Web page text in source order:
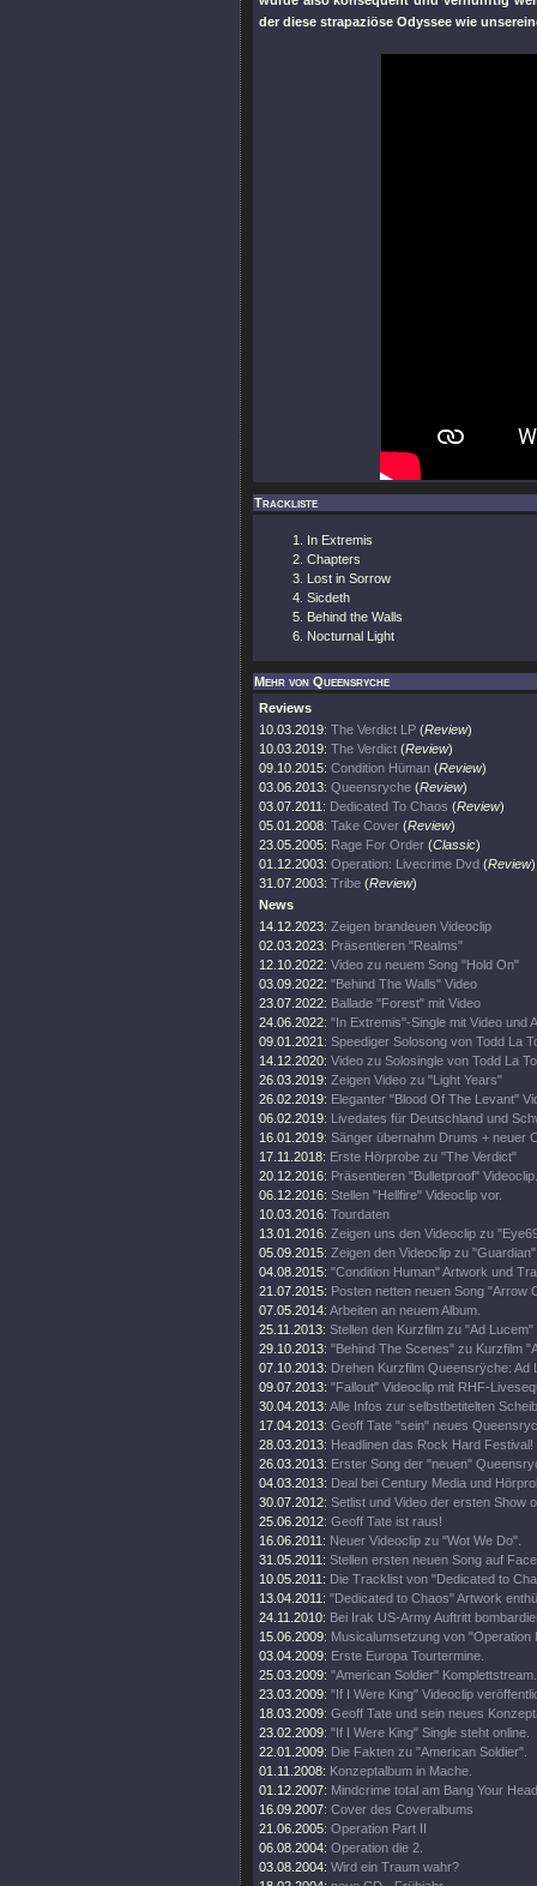
der diese strapaziöse Odyssee wie
Trackliste
In Extremis
Chapters
Lost in Sorrow
Sicdeth
Behind the Walls
Nocturnal Light
Mehr von Queensryche
Reviews
10.03.2019: The Verdict LP (Review)
10.03.2019: The Verdict (Review)
09.10.2015: Condition Hüman (Review)
03.06.2013: Queensryche (Review)
03.07.2011: Dedicated To Chaos (Review)
05.01.2008: Take Cover (Review)
23.05.2005: Rage For Order (Classic)
01.12.2003: Operation: Livecrime Dvd (Review)
31.07.2003: Tribe (Review)
News
14.12.2023: Zeigen brandeuen Videoclip
02.03.2023: Präsentieren "Realms"
12.10.2022: Video zu neuem Song "Hold On"
03.09.2022: "Behind The Walls" Video
23.07.2022: Ballade "Forest" mit Video
24.06.2022: "In Extremis"-Single mit Video und
09.01.2021: Speediger Solosong von Todd La
14.12.2020: Video zu Solosingle von Todd La
26.03.2019: Zeigen Video zu "Light Years"
26.02.2019: Eleganter "Blood Of The Levant"
06.02.2019: Livedates für Deutschland und
16.01.2019: Sänger übernahm Drums + neuer
17.11.2018: Erste Hörprobe zu "The Verdict"
20.12.2016: Präsentieren "Bulletproof" Videoclip.
06.12.2016: Stellen "Hellfire" Videoclip vor.
10.03.2016: Tourdaten
13.01.2016: Zeigen uns den Videoclip zu
05.09.2015: Zeigen den Videoclip zu
04.08.2015: "Condition Human" Artwork und
21.07.2015: Posten netten neuen Song "Arrow
07.05.2014: Arbeiten an neuem Album.
25.11.2013: Stellen den Kurzfilm zu "Ad Lucem"
29.10.2013: "Behind The Scenes" zu Kurzfilm
07.10.2013: Drehen Kurzfilm Queensrÿche: Ad
09.07.2013: "Fallout" Videoclip mit RHF-
30.04.2013: Alle Infos zur selbstbetitelten
17.04.2013: Geoff Tate "sein" neues
28.03.2013: Headlinen das Rock Hard Festival!
26.03.2013: Erster Song der "neuen"
04.03.2013: Deal bei Century Media und
30.07.2012: Setlist und Video der ersten Show
25.06.2012: Geoff Tate ist raus!
16.06.2011: Neuer Videoclip zu "Wot We Do".
31.05.2011: Stellen ersten neuen Song auf
10.05.2011: Die Tracklist von "Dedicated to
13.04.2011: "Dedicated to Chaos" Artwork
24.11.2010: Bei Irak US-Army Auftritt
15.06.2009: Musicalumsetzung von "Operation
03.04.2009: Erste Europa Tourtermine.
25.03.2009: "American Soldier" Komplettstream.
23.03.2009: "If I Were King" Videoclip
18.03.2009: Geoff Tate und sein neues
23.02.2009: "If I Were King" Single steht online.
22.01.2009: Die Fakten zu "American Soldier".
01.11.2008: Konzeptalbum in Mache.
01.12.2007: Mindcrime total am Bang Your
16.09.2007: Cover des Coveralbums
21.06.2005: Operation Part II
06.08.2004: Operation die 2.
03.08.2004: Wird ein Traum wahr?